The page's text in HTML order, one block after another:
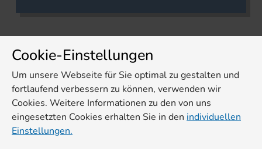
Cookie-Einstellungen
Um unsere Webseite für Sie optimal zu gestalten und
fortlaufend verbessern zu können, verwenden wir
Cookies. Weitere Informationen zu den von uns
eingesetzten Cookies erhalten Sie in den individuellen
Einstellungen.